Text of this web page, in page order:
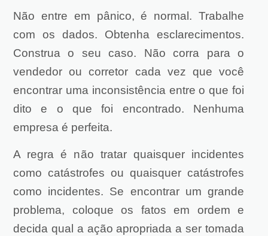
Não entre em pânico, é normal. Trabalhe
com os dados. Obtenha esclarecimentos.
Construa o seu caso. Não corra para o
vendedor ou corretor cada vez que você
encontrar uma inconsistência entre o que foi
dito e o que foi encontrado. Nenhuma
empresa é perfeita.
A regra é não tratar quaisquer incidentes
como catástrofes ou quaisquer catástrofes
como incidentes. Se encontrar um grande
problema, coloque os fatos em ordem e
decida qual a ação apropriada a ser tomada